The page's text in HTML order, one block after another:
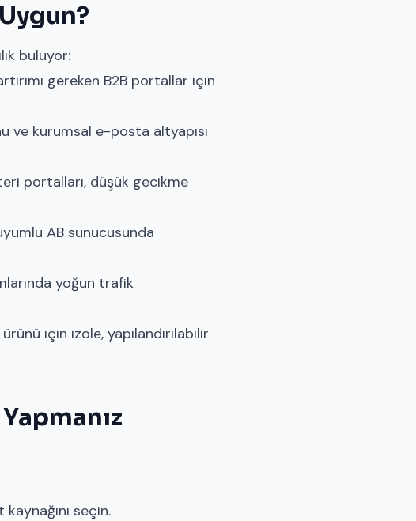
buluyor:
gereken B2B portallar için
ve kurumsal e-posta altyapısı
portalları, düşük gecikme
AB sunucusunda
yoğun trafik
için izole, yapılandırılabilir
seçin.